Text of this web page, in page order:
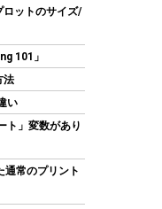
源 80
音ファン
08-08 04:05
ロットのサイズ/
101」
法
い
ト」変数があり
常のプリント